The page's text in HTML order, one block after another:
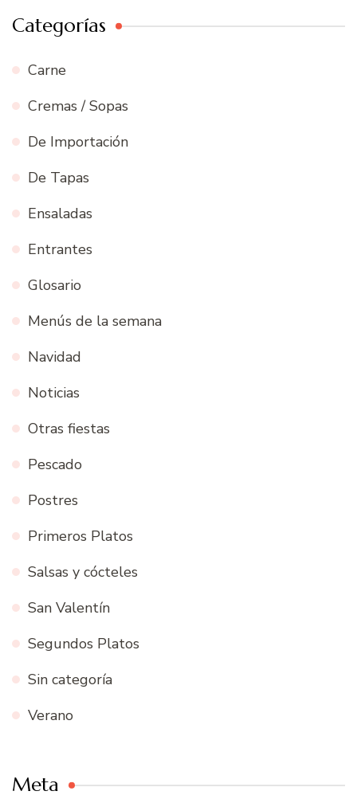
Categorías
Carne
Cremas / Sopas
De Importación
De Tapas
Ensaladas
Entrantes
Glosario
Menús de la semana
Navidad
Noticias
Otras fiestas
Pescado
Postres
Primeros Platos
Salsas y cócteles
San Valentín
Segundos Platos
Sin categoría
Verano
Meta